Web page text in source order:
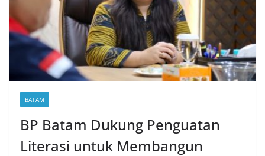
BATAM
BP Batam Dukung Penguatan
Literasi untuk Membangun